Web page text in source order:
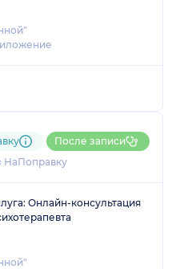
НаПоправку
После записи
Онлайн-консультация